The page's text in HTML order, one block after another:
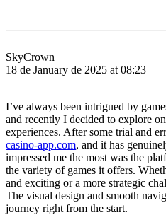
SkyCrown
18 de January de 2025 at 08:23
I’ve always been intrigued by
and recently I decided to explore
experiences. After some trial and
casino-app.com, and it has
impressed me the most was the
the variety of games it offers.
and exciting or a more strategic
The visual design and smooth
journey right from the start.